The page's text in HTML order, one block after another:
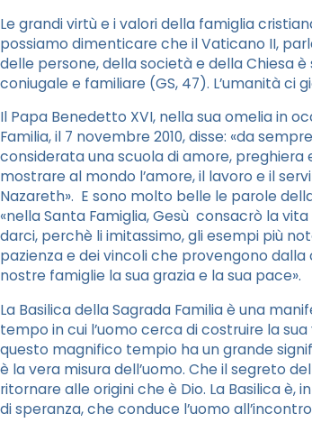
Le grandi virtù e i valori della famiglia
possiamo dimenticare che il Vaticano II,
delle persone, della società e della
coniugale e familiare (GS, 47). L’umanità ci
Il Papa Benedetto XVI, nella sua omelia in
Familia, il 7 novembre 2010, disse: «da
considerata una scuola di amore,
mostrare al mondo l’amore, il lavoro e il
Nazareth». E sono molto belle le parole
«nella Santa Famiglia, Gesù consacrò la
darci, perchè li imitassimo, gli esempi più
pazienza e dei vincoli che provengono
nostre famiglie la sua grazia e la sua pace».
La Basilica della Sagrada Familia è una
tempo in cui l’uomo cerca di costruire la
questo magnifico tempio ha un grande
è la vera misura dell’uomo. Che il segreto
ritornare alle origini che è Dio. La Basilica è,
di speranza, che conduce l’uomo